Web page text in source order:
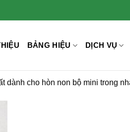
BẢNG HIỆU DỊCH VỤ
dành cho hòn non bộ mini trong